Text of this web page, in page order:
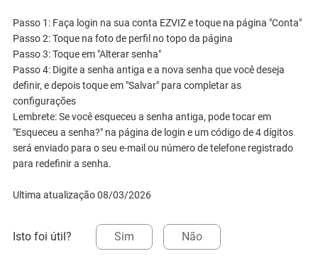
Passo 1: Faça login na sua conta EZVIZ e toque na página "Conta"
Passo 2: Toque na foto de perfil no topo da página
Passo 3: Toque em "Alterar senha"
Passo 4: Digite a senha antiga e a nova senha que você deseja
definir, e depois toque em "Salvar" para completar as
configurações
Lembrete: Se você esqueceu a senha antiga, pode tocar em
"Esqueceu a senha?" na página de login e um código de 4 dígitos
será enviado para o seu e-mail ou número de telefone registrado
para redefinir a senha.
Ultima atualização 08/03/2026
Isto foi útil? Sim Não